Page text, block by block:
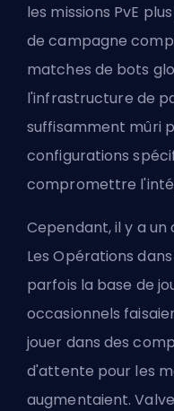
les missions PvE
de campagne
matches de bots
l'infrastructure de
suffisamment mûri
configurations
compromettre
Cependant, il y a
Les Opérations
parfois la base de
occasionnels
jouer dans des
d'attente pour les
augmentaient.